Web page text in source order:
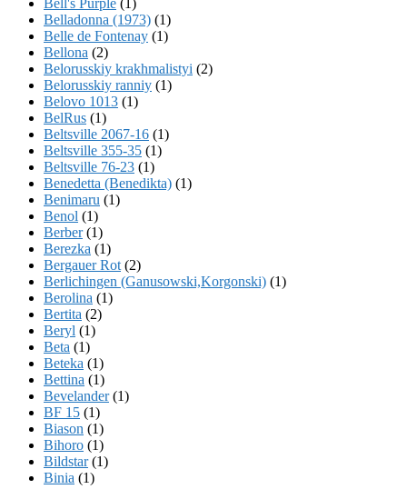
Belladonna (1973) (1)
Belle de Fontenay (1)
Bellona (2)
Belorusskiy krakhmalistyi (2)
Belorusskiy ranniy (1)
Belovo 1013 (1)
BelRus (1)
Beltsville 2067-16 (1)
Beltsville 355-35 (1)
Beltsville 76-23 (1)
Benedetta (Benedikta) (1)
Benimaru (1)
Benol (1)
Berber(1)
Berezka (1)
Bergauer Rot (2)
Berlichingen (Ganusowski,Korgonski) (1)
Berolina (1)
Bertita (2)
Beryl (1)
Beta (1)
Beteka (1)
Bettina (1)
Bevelander(1)
BF 15 (1)
Biason (1)
Bihoro (1)
Bildstar(1)
Binia (1)